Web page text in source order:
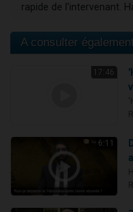
rapide de l'intervenant.
A consulter également
17:46
6:11